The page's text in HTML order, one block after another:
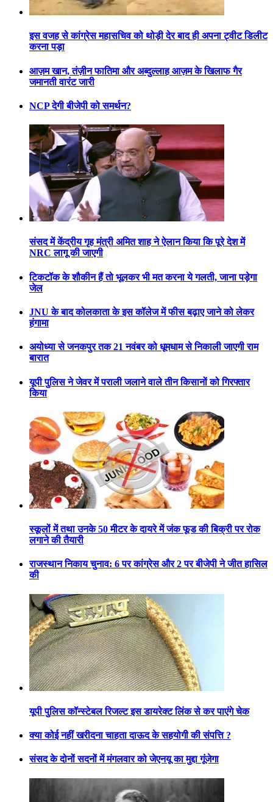
इस वजह से कांग्रेस महासचिव को थोड़ी देर बाद ही अपना ट्वीट डिलीट
करना पड़ा
आज़म खान, तंज़ीन फातिमा और अब्दुल्लाह आज़म के खिलाफ गैर
जमानती वारंट जारी
NCP देगी बीजेपी को समर्थन?
संसद में केंद्रीय गृह मंत्री अमित शाह ने ऐलान किया कि पूरे देश में
NRC लागू की जाएगी
टिकटॉक के शौकीन हैं तो भूलकर भी मत करना ये गलती, जाना पड़ेगा
जेल
JNU के बाद कोलकाता के इस कॉलेज में फीस बढ़ाए जाने को लेकर
हंगामा
अयोध्या से जनकपुर तक 21 नवंबर को धूमधाम से निकाली जाएगी राम
बारात
यूपी पुलिस ने जेवर में पराली जलाने वाले तीन किसानों को गिरफ्तार
किया
स्कूलों में तथा उनके 50 मीटर के दायरे में जंक फूड की बिक्री पर रोक
लगाने की तैयारी
राजस्थान निकाय चुनाव: 6 पर कांग्रेस और 2 पर बीजेपी ने जीत हासिल
की
यूपी पुलिस कॉन्स्टेबल रिजल्ट इस डायरेक्ट लिंक से कर पाएंगे चेक
क्या कोई नहीं खरीदना चाहता दाऊद के सहयोगी की संपत्ति ?
संसद के दोनों सदनों में मंगलवार को जेएनयू का मुद्दा गूंजेगा